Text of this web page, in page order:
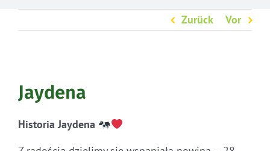
Zurück Vor
Jaydena
Historia Jaydena